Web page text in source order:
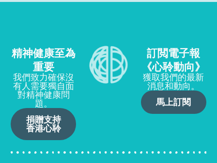
精神健康至為
重要
我們致力確保沒
有人需要獨自面
對精神健康問
題。
捐贈支持
香港心聆
訂閲電子報
《心聆動向》
獲取我們的最新
消息和動向。
馬上訂閱